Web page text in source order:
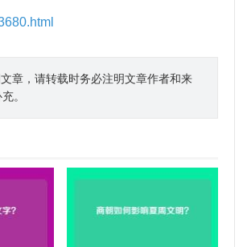
章，请转载时务必注明文章作者和来
。